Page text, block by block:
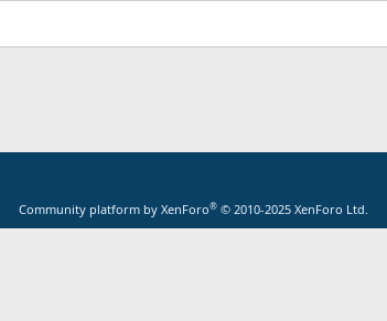
Community platform by XenForo® © 2010-2025 XenForo Ltd.